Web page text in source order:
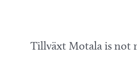
Tillväxt Motala is not